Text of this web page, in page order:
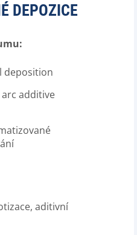
DEPOZICE
deposition
arc additive
aditivní